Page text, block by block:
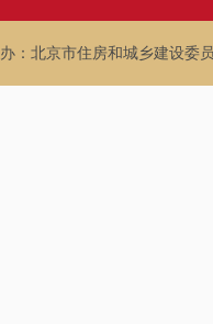
：北京市住房和城乡建设委